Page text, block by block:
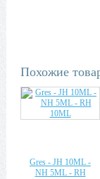
Похожие
Gres - JH 10ML -
NH 5ML - RH